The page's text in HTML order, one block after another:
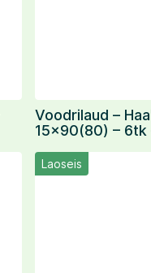
Voodrilaud –
15×90(80) – 6tk
Laoseis